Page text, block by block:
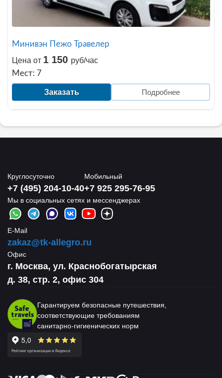
Минивэн Пежо Травелер
Цена от 1 150 руб/час
Мест: 7
Заказать Подробнее
Круглосуточно
+7 (495) 204-10-40
Мобильный
+7 925 295-76-95
Мы в социальных сетях и мессенджерах
E-Mail
zakaz@tk-allegro.ru
Офис
г. Москва, ул. Краснобогатырская
д. 38, стр. 2, офис 304
Гарантируем безопасные путешествия,
соответствующие требованиям
санитарно-гигиенических норм